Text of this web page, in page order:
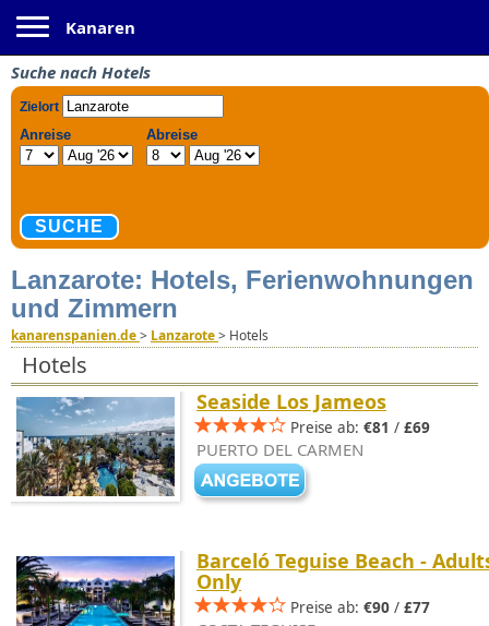
Kanaren
Suche nach Hotels
Lanzarote: Hotels, Ferienwohnungen
und Zimmern
kanarenspanien.de> Lanzarote> Hotels
Hotels
Seaside Los Jameos
Preise ab: €81 / £69
PUERTO DEL CARMEN
Barceló Teguise Beach -
Only
Preise ab: €90 / £77